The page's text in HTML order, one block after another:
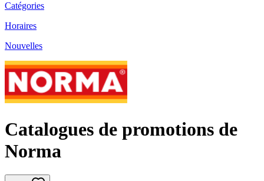
Catégories
Horaires
Nouvelles
Catalogues de promotions de
Norma